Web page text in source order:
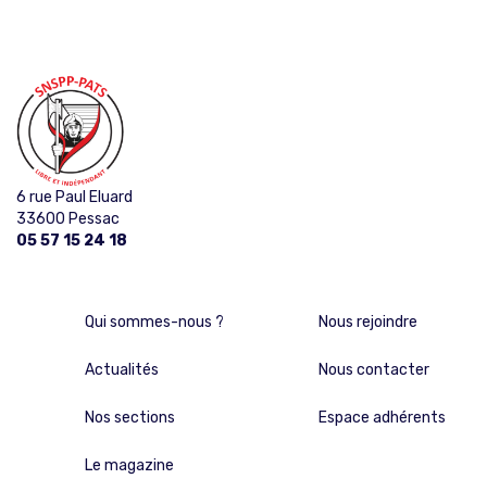
6 rue Paul Eluard
33600 Pessac
05 57 15 24 18
Qui sommes-nous ?
Actualités
Nos sections
Le magazine
Nous rejoindre
Nous contacter
Espace adhérents